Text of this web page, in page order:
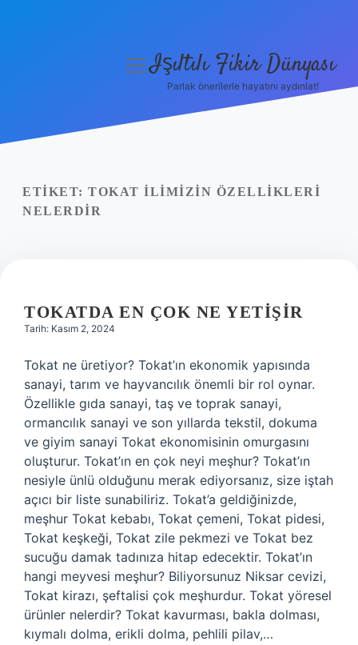
Yasal Uyarı
menüyüIşıltılı Fikir Dünyası
Parlak önerilerle hayatını aydınlat!
ETIKET: TOKAT ILIMIZIN ÖZELLIKLERI
NELERDIR
TOKATDA EN ÇOK NE YETIŞIR
Tarih: Kasım 2, 2024
Tokat ne üretiyor? Tokat’ın ekonomik yapısında
sanayi, tarım ve hayvancılık önemli bir rol oynar.
Özellikle gıda sanayi, taş ve toprak sanayi,
ormancılık sanayi ve son yıllarda tekstil, dokuma
ve giyim sanayi Tokat ekonomisinin omurgasını
oluşturur. Tokat’ın en çok neyi meşhur? Tokat’ın
nesiyle ünlü olduğunu merak ediyorsanız, size iştah
açıcı bir liste sunabiliriz. Tokat’a geldiğinizde,
meşhur Tokat kebabı, Tokat çemeni, Tokat pidesi,
Tokat keşkeği, Tokat zile pekmezi ve Tokat bez
sucuğu damak tadınıza hitap edecektir. Tokat’ın
hangi meyvesi meşhur? Biliyorsunuz Niksar cevizi,
Tokat kirazı, şeftalisi çok meşhurdur. Tokat yöresel
ürünler nelerdir? Tokat kavurması, bakla dolması,
kıymalı dolma, erikli dolma, pehlili pilav,…